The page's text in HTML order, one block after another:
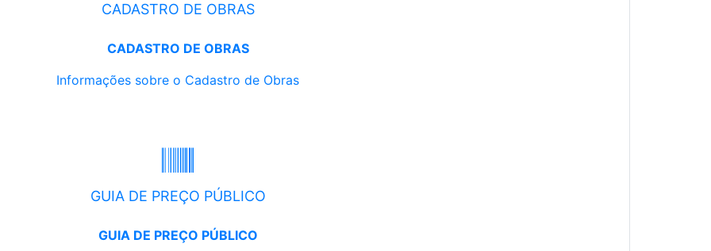
CADASTRO DE OBRAS
CADASTRO DE OBRAS
Informações sobre o Cadastro de Obras
GUIA DE PREÇO PÚBLICO
GUIA DE PREÇO PÚBLICO